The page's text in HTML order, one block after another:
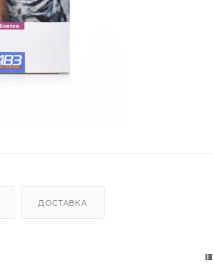
ДОСТАВКА